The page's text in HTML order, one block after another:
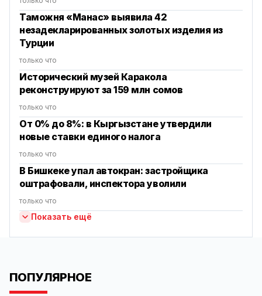
Таможня «Манас» выявила 42
незадекларированных золотых изделия из
Турции
только что
Исторический музей Каракола
реконструируют за 159 млн сомов
только что
От 0% до 8%: в Кыргызстане утвердили
новые ставки единого налога
только что
В Бишкеке упал автокран: застройщика
оштрафовали, инспектора уволили
только что
Показать ещё
ПОПУЛЯРНОЕ